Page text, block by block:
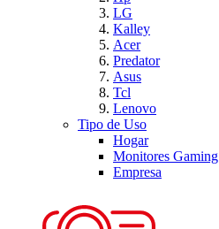
LG
Kalley
Acer
Predator
Asus
Tcl
Lenovo
Tipo de Uso
Hogar
Monitores Gaming
Empresa